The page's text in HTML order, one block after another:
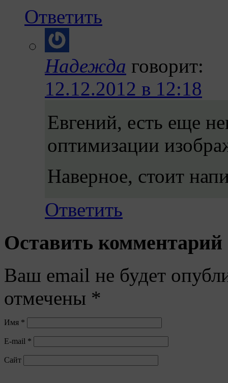
Ответить
Надежда говорит:
12.12.2012 в 12:18
Евгений, есть еще
оптимизации
Наверное, стоит
Ответить
Оставить комментарий
Ваш email не будет
отмечены *
Имя *
E-mail *
Сайт